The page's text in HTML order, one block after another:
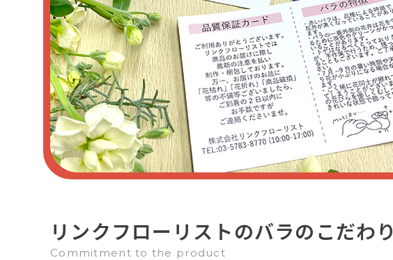
リンクフローリストのバラのこだわり
Commitment to the product